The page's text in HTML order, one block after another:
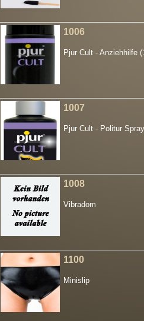
1006
Pjur Cult - Anziehhilfe
1007
Pjur Cult - Politur
1008
Vibradom
1100
Minislip